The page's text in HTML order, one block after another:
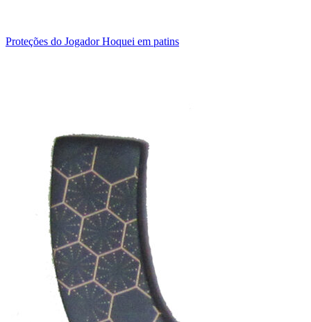
Proteções do Jogador Hoquei em patins